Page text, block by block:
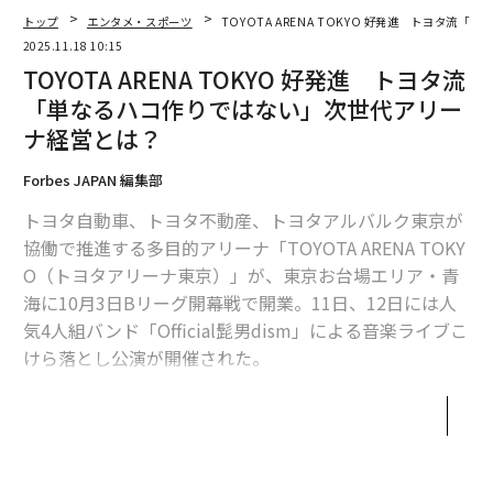
開業記念式典に出席した、小池百合子東京都知事も「パ
ラスポーツを含む、さまざまなスポーツの活動拠点とし
て、多くの方々にスポーツの価値、素晴らしさを届ける
ことを心から期待している」と祝辞を述べ、Bリーグの
島田慎二チェアマンが「間違いなく世界でもトップクラ
トップ エンタメ・スポーツ
TOYOTA ARENA TOKYO 好発進 トヨタ流「単
2025.11.18 10:15
TOYOTA ARENA TOKYO 好発進 トヨタ流
「単なるハコ作りではない」次世代アリー
ナ経営とは？
Forbes JAPAN 編集部
トヨタ自動車、トヨタ不動産、トヨタアルバルク東京が
協働で推進する多目的アリーナ「TOYOTA ARENA TOKY
O（トヨタアリーナ東京）」が、東京お台場エリア・青
海に10月3日Bリーグ開幕戦で開業。11日、12日には人
気4人組バンド「Official髭男dism」による音楽ライブこ
けら落とし公演が開催された。
のホームアリーナで、収容客数は約1万人（音楽興行時